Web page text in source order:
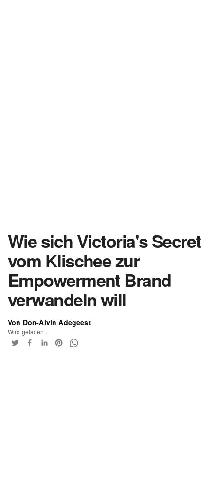
Wie sich Victoria's Secret
vom Klischee zur
Empowerment Brand
verwandeln will
Von Don-Alvin Adegeest
Wird geladen...